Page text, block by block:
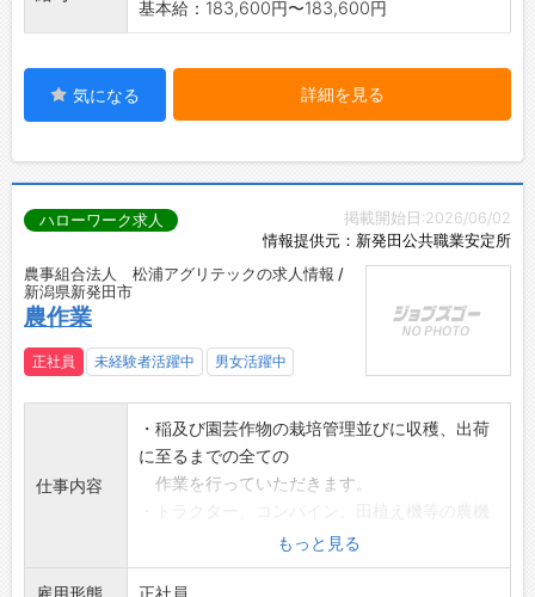
基本給：183,600円〜183,600円
気になる 詳細を見る
掲載開始日:2026/06/02
情報提供元：新発田公共職業安定所
ハローワーク求人
農事組合法人 松浦アグリテックの求人情報 /
新潟県新発田市
農作業
正社員 未経験者活躍中 男女活躍中
仕事内容
・稲及び園芸作物の栽培管理並びに収穫、出荷
に至るまでの全ての
作業を行っていただきます。
具での作業。草刈機
、動力散布機での作業。ライスセンターでの
調整作業等多岐に渡
もっと見る
雇用形態 正社員